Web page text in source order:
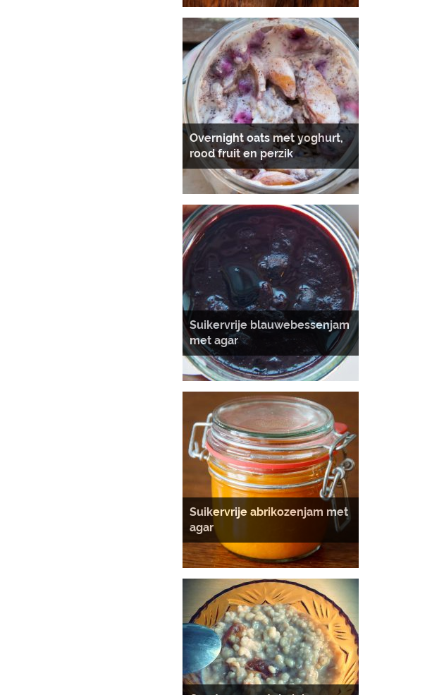
Overnight oats met yoghurt,
rood fruit en perzik
Suikervrije blauwebessenjam
met agar
Suikervrije abrikozenjam met
agar